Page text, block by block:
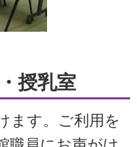
授乳室
ます。ご利用を